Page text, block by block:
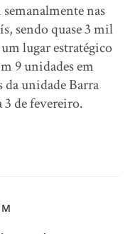
nas
sendo quase 3 mil
lugar estratégico
9 unidades em
unidade Barra
de fevereiro.